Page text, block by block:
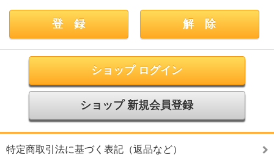
ショップ ログイン
ショップ 新規会員登録
特定商取引法に基づく表記（返品など）